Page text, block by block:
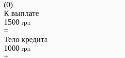
(0)
К выплате
1500 грн
=
Тело кредита
1000 грн